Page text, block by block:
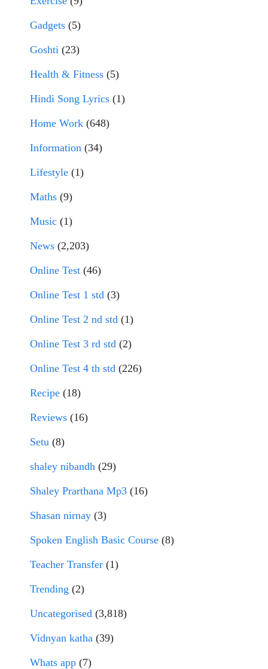
Gadgets (5)
Goshti (23)
Health & Fitness (5)
Hindi Song Lyrics (1)
Home Work (648)
Information (34)
Lifestyle (1)
Maths (9)
Music (1)
News (2,203)
Online Test (46)
Online Test 1 std (3)
Online Test 2 nd std (1)
Online Test 3 rd std (2)
Online Test 4 th std (226)
Recipe (18)
Reviews (16)
Setu (8)
shaley nibandh (29)
Shaley Prarthana Mp3 (16)
Shasan nirnay (3)
Spoken English Basic Course (8)
Teacher Transfer (1)
Trending (2)
Uncategorised (3,818)
Vidnyan katha (39)
Whats app (7)